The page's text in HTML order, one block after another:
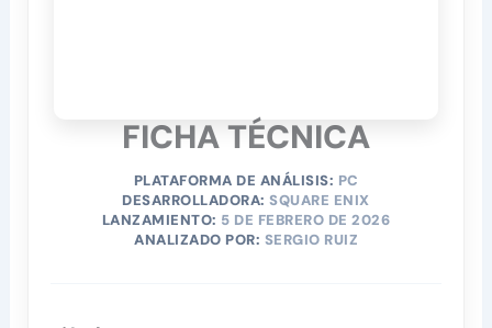
FICHA TÉCNICA
PLATAFORMA DE ANÁLISIS: PC
DESARROLLADORA: SQUARE ENIX
LANZAMIENTO: 5 DE FEBRERO DE 2026
ANALIZADO POR: SERGIO RUIZ